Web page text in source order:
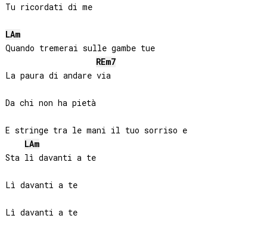
Tu ricordati di me
LAm
Quando tremerai sulle gambe tue
REm7
La paura di andare via
Da chi non ha pietà
E stringe tra le mani il tuo sorriso e
LAm
Sta lì davanti a te
Lì davanti a te
Lì davanti a te